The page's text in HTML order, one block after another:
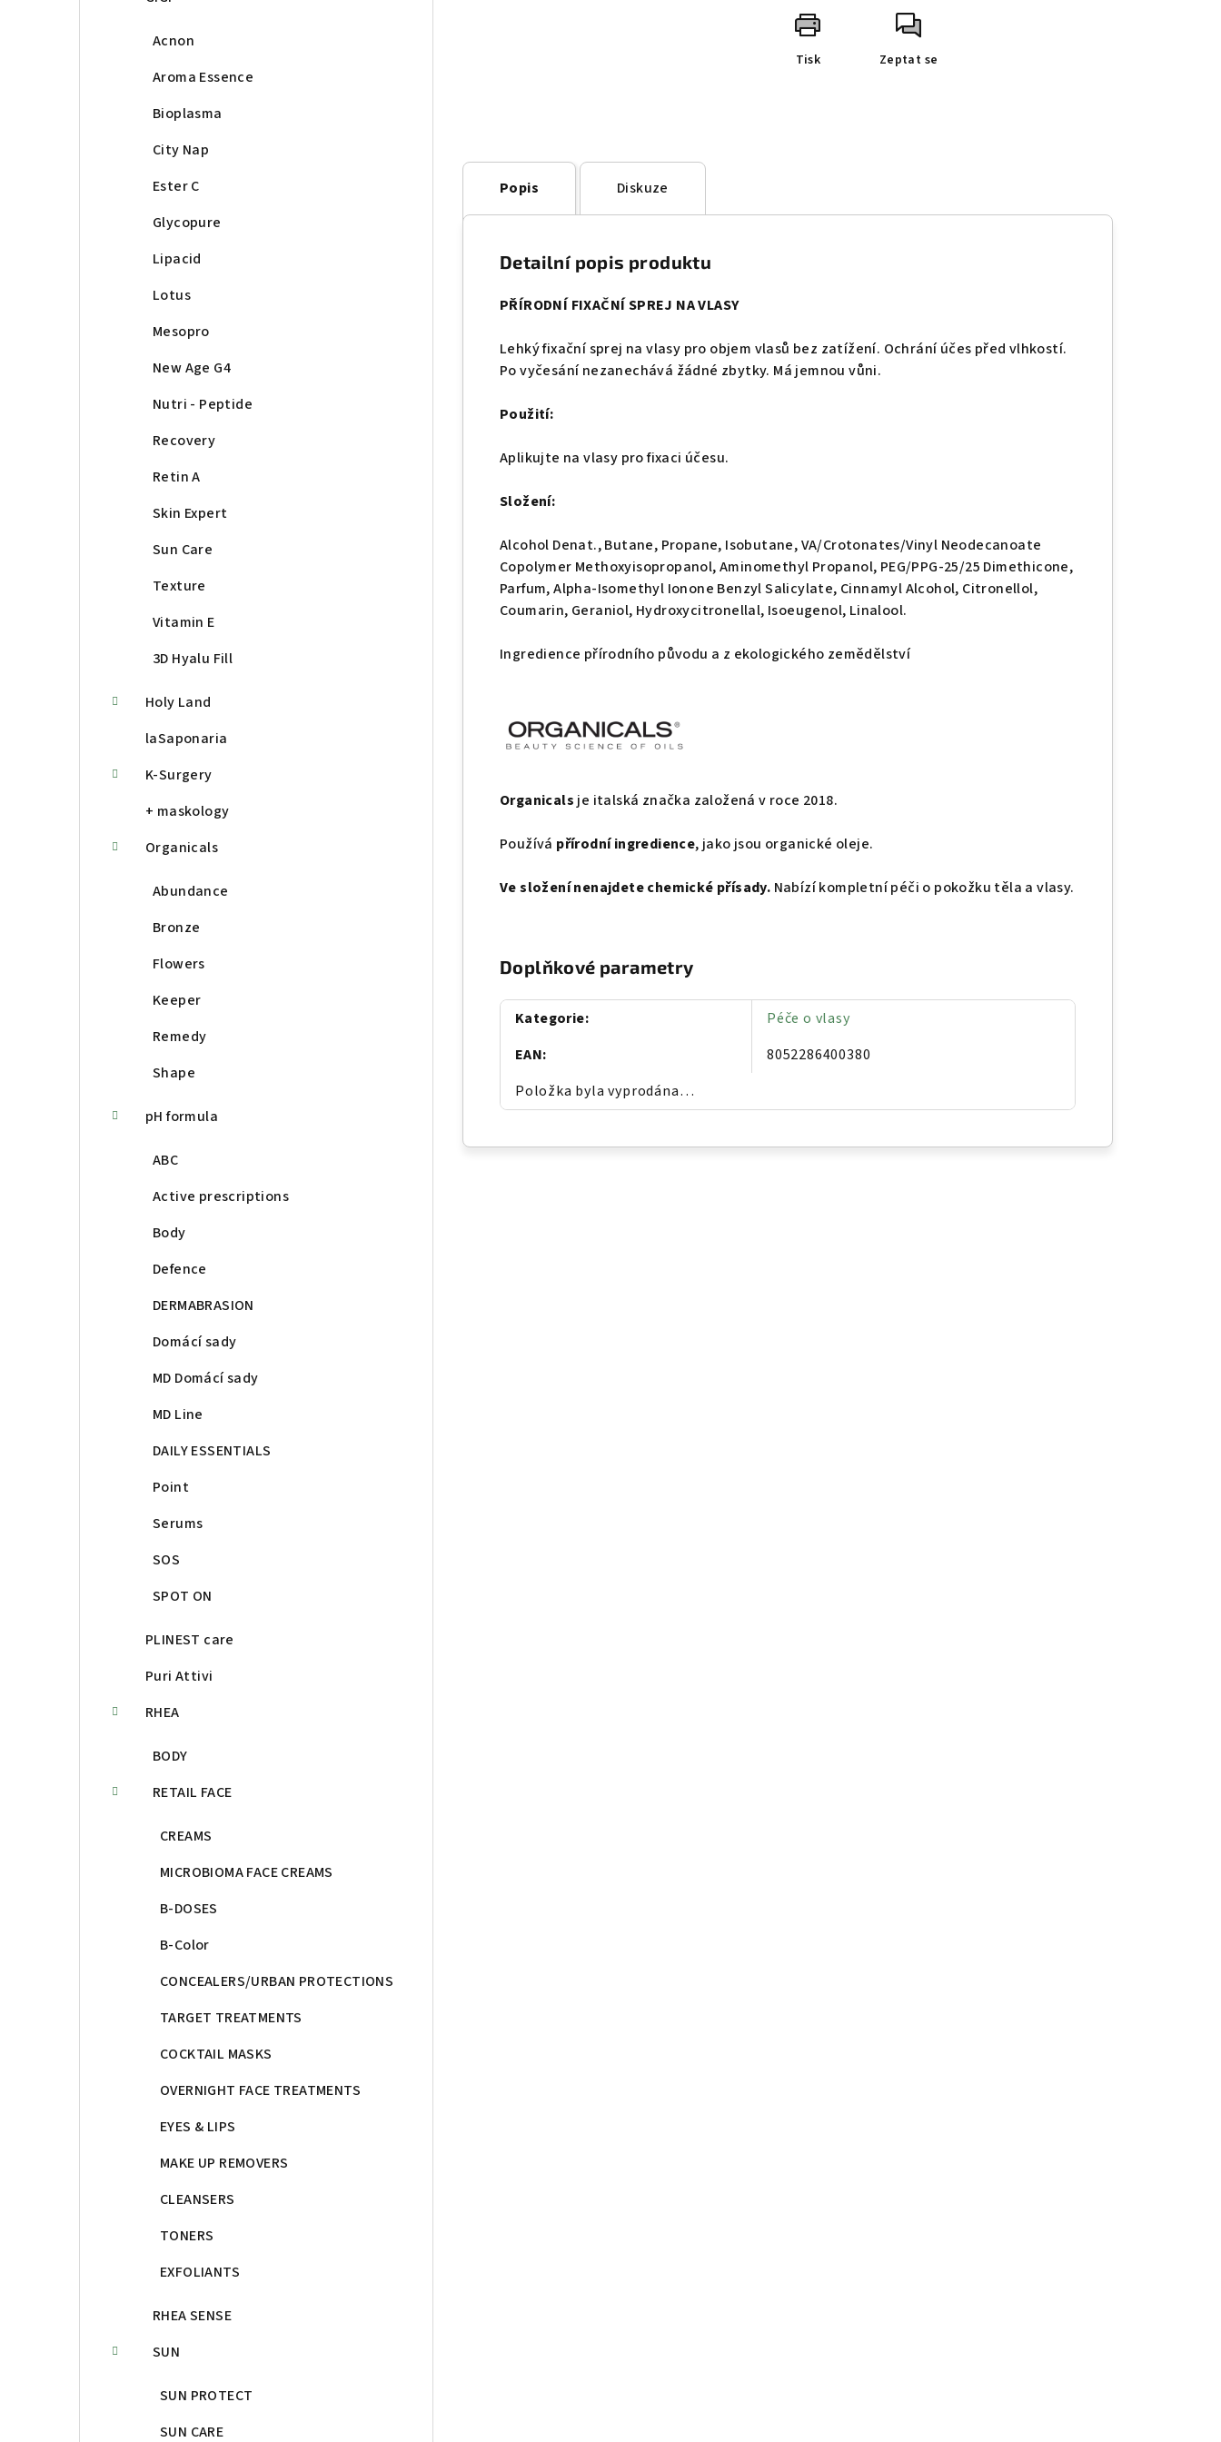
Acnon
Aroma Essence
Bioplasma
City Nap
Ester C
Glycopure
Lipacid
Lotus
Mesopro
New Age G4
Nutri - Peptide
Recovery
Retin A
Skin Expert
Sun Care
Texture
Vitamin E
3D Hyalu Fill
Holy Land
laSaponaria
K-Surgery
+ maskology
Organicals
Abundance
Bronze
Flowers
Keeper
Remedy
Shape
pH formula
ABC
Active prescriptions
Body
Defence
DERMABRASION
Domácí sady
MD Domácí sady
MD Line
DAILY ESSENTIALS
Point
Serums
SOS
SPOT ON
PLINEST care
Puri Attivi
RHEA
BODY
RETAIL FACE
CREAMS
MICROBIOMA FACE CREAMS
B-DOSES
B-Color
CONCEALERS/URBAN PROTECTIONS
TARGET TREATMENTS
COCKTAIL MASKS
OVERNIGHT FACE TREATMENTS
EYES & LIPS
MAKE UP REMOVERS
CLEANSERS
TONERS
EXFOLIANTS
RHEA SENSE
SUN
SUN PROTECT
SUN CARE
Tisk Zeptat se
Popis Diskuze
Detailní popis produktu
PŘÍRODNÍ FIXAČNÍ SPREJ NA VLASY
Lehký fixační sprej na vlasy pro objem vlasů bez zatížení. Ochrání účes před vlhkostí.
Po vyčesání nezanechává žádné zbytky. Má jemnou vůni.
Použití:
Aplikujte na vlasy pro fixaci účesu.
Složení:
Alcohol Denat., Butane, Propane, Isobutane, VA/Crotonates/Vinyl Neodecanoate
Copolymer Methoxyisopropanol, Aminomethyl Propanol, PEG/PPG-25/25 Dimethicone,
Parfum, Alpha-Isomethyl Ionone Benzyl Salicylate, Cinnamyl Alcohol, Citronellol,
Coumarin, Geraniol, Hydroxycitronellal, Isoeugenol, Linalool.
Ingredience přírodního původu a z ekologického zemědělství
Organicals je italská značka založená v roce 2018.
Používá přírodní ingredience, jako jsou organické oleje.
Ve složení nenajdete chemické přísady. Nabízí kompletní péči o pokožku těla a vlasy.
Doplňkové parametry
Kategorie:
Péče o vlasy
EAN:
8052286400380
Položka byla vyprodána…